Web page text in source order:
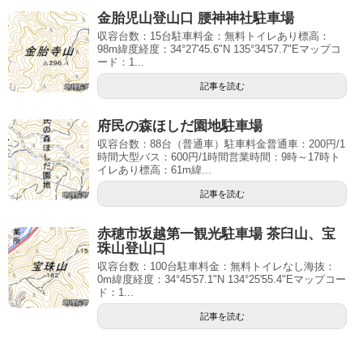
金胎児山登山口 腰神神社駐車場
収容台数：15台駐車料金：無料トイレあり標高：
98m緯度経度：34°27'45.6"N 135°34'57.7"Eマップコ
ード：1...
記事を読む
府民の森ほしだ園地駐車場
収容台数：88台（普通車）駐車料金普通車：200円/1
時間大型バス：600円/1時間営業時間：9時～17時ト
イレあり標高：61m緯...
記事を読む
赤穂市坂越第一観光駐車場 茶臼山、宝
珠山登山口
収容台数：100台駐車料金：無料トイレなし海抜：
0m緯度経度：34°45'57.1"N 134°25'55.4"Eマップコー
ド：1...
記事を読む